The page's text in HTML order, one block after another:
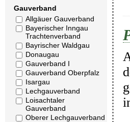
Gauverband
Allgäuer Gauverband
Bayerischer Inngau
Trachtenverband
Bayrischer Waldgau
Donaugau
Gauverband I
Gauverband Oberpfalz
Isargau
Lechgauverband
Loisachtaler
Gauverband
Oberer Lechgauverband